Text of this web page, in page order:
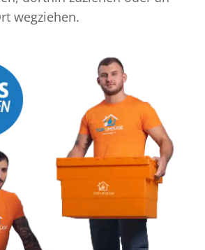
wegziehen.